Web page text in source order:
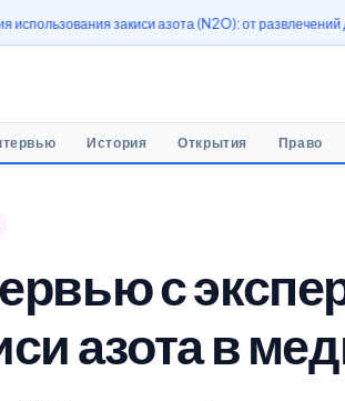
закиси азота (N2O): от развлечений до медицины
История Открытия Право
с
азота в